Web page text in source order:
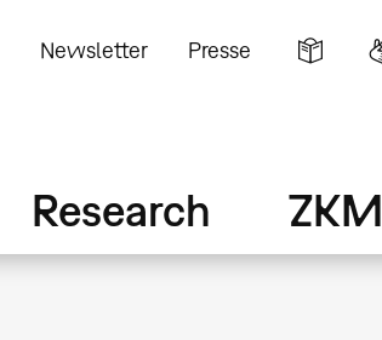
Newsletter Presse
Research ZKM